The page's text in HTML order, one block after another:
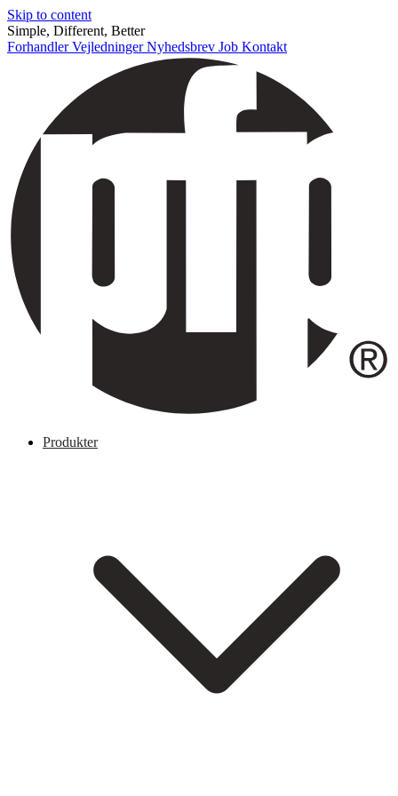
Skip to content
Simple, Different, Better
ForhandlerVejledningerNyhedsbrev Job Kontakt
Produkter